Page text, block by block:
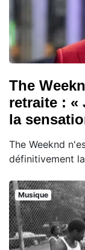
The
retraite : «
la
The Weeknd
définitivement
Musique